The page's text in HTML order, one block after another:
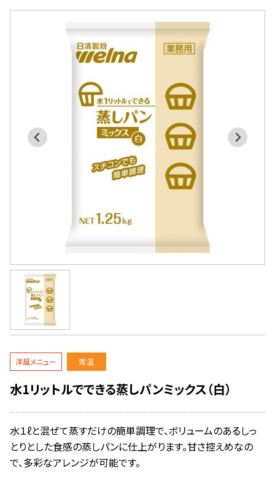
洋風メニュー 常温
水1リットルでできる蒸しパンミックス（白）
水１ℓと混ぜて蒸すだけの簡単調理で、ボリュームのあるしっ
とりとした食感の蒸しパンに仕上がります。甘さ控えめなの
で、多彩なアレンジが可能です。